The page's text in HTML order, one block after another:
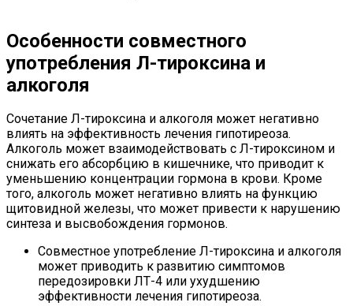
Особенности совместного
употребления Л-тироксина и
алкоголя
Сочетание Л-тироксина и алкоголя может негативно
влиять на эффективность лечения гипотиреоза.
Алкоголь может взаимодействовать с Л-тироксином и
снижать его абсорбцию в кишечнике, что приводит к
уменьшению концентрации гормона в крови. Кроме
того, алкоголь может негативно влиять на функцию
щитовидной железы, что может привести к нарушению
синтеза и высвобождения гормонов.
Совместное употребление Л-тироксина и алкоголя
может приводить к развитию симптомов
передозировки ЛТ-4 или ухудшению
эффективности лечения гипотиреоза.